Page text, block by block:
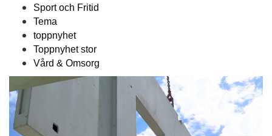
Sport och Fritid
Tema
toppnyhet
Toppnyhet stor
Vård & Omsorg